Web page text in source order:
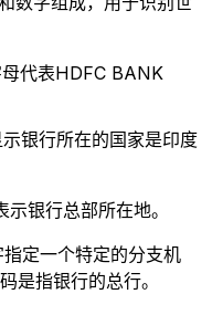
代表HDFC BANK
银行所在的国家是印度
银行总部所在地。
定一个特定的分支机
是指银行的总行。